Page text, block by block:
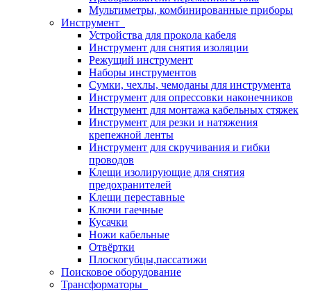
Мультиметры, комбинированные приборы
Инструмент
Устройства для прокола кабеля
Инструмент для снятия изоляции
Режущий инструмент
Наборы инструментов
Сумки, чехлы, чемоданы для инструмента
Инструмент для опрессовки наконечников
Инструмент для монтажа кабельных стяжек
Инструмент для резки и натяжения
крепежной ленты
Инструмент для скручивания и гибки
проводов
Клещи изолирующие для снятия
предохранителей
Клещи переставные
Ключи гаечные
Кусачки
Ножи кабельные
Отвёртки
Плоскогубцы,пассатижи
Поисковое оборудование
Трансформаторы